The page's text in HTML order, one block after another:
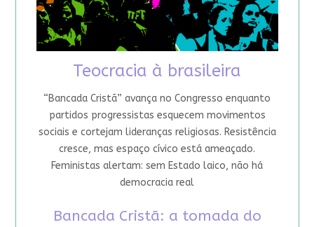
Teocracia à brasileira
“Bancada Cristã” avança no Congresso enquanto
partidos progressistas esquecem movimentos
sociais e cortejam lideranças religiosas. Resistência
cresce, mas espaço cívico está ameaçado.
Feministas alertam: sem Estado laico, não há
democracia real
Bancada Cristã: a tomada do